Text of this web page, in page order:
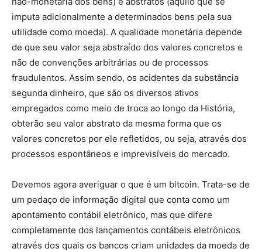
imputa adicionalmente a determinados bens pela sua
utilidade como moeda). A qualidade monetária depende
de que seu valor seja abstraído dos valores concretos e
não de convenções arbitrárias ou de processos
fraudulentos. Assim sendo, os acidentes da substância
segunda dinheiro, que são os diversos ativos
empregados como meio de troca ao longo da História,
obterão seu valor abstrato da mesma forma que os
valores concretos por ele refletidos, ou seja, através dos
processos espontâneos e imprevisíveis do mercado.
Devemos agora averiguar o que é um bitcoin. Trata-se de
um pedaço de informação digital que conta como um
apontamento contábil eletrônico, mas que difere
completamente dos lançamentos contábeis eletrônicos
através dos quais os bancos criam unidades da moeda de